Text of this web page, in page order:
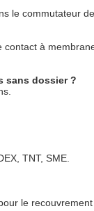
le commutateur
à
sans dossier ?
TNT, SME.
le recouvrement